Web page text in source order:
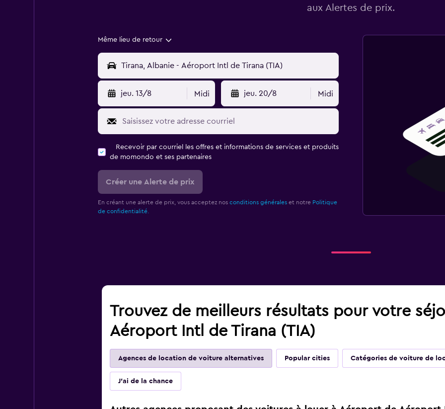
aux Alertes de prix.
Même lieu de retour
jeu. 13/8 Midi jeu. 20/8 Midi
Recevoir par courriel les offres et informations de services et produits
de momondo et ses partenaires
Créer une Alerte de prix
En créant une alerte de prix, vous acceptez nos conditions généraleset notre Politique
de confidentialité.
Trouvez de meilleurs résultats pour votre
Aéroport Intl de Tirana (TIA)
Agences de location de voiture alternatives Popular cities Catégories de voiture de
J'ai de la chance